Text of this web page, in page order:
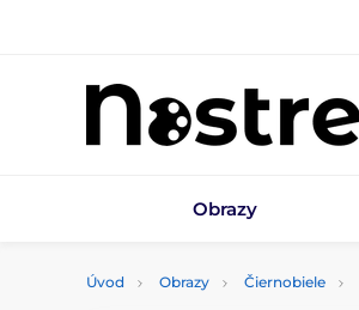
Obrazy
Úvod Obrazy Čiernobiele